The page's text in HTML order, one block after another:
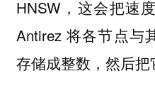
HNSW，这会把速
Antirez 将各节点与
存储成整数，然后把